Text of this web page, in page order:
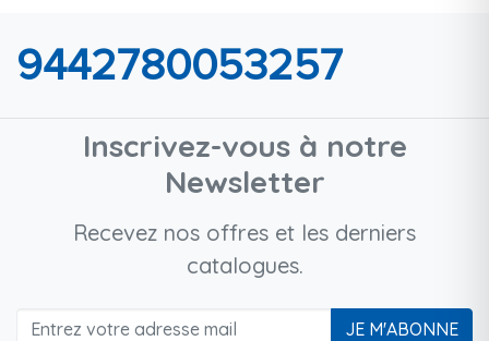
9442780053257
Inscrivez-vous à notre
Newsletter
Recevez nos offres et les derniers
catalogues.
JE M'ABONNE